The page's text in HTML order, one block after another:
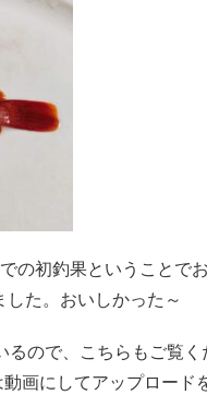
の初釣果ということで
た。おいしかった～
ので、こちらもご覧く
画にしてアップロード